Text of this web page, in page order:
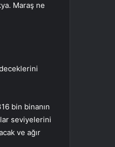
Maraş ne
bin binanın
seviyelerini
ve ağır